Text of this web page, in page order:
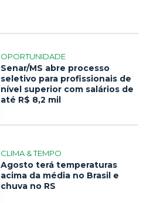
OPORTUNIDADE
Senar/MS abre processo
seletivo para profissionais de
nível superior com salários de
até R$ 8,2 mil
CLIMA & TEMPO
Agosto terá temperaturas
acima da média no Brasil e
chuva no RS